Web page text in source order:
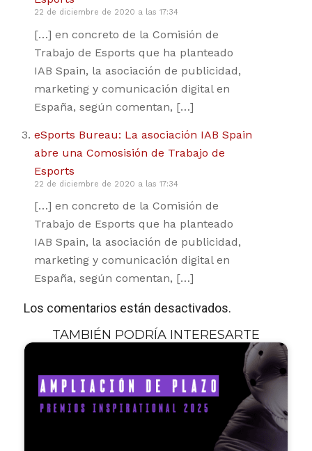
22 de diciembre de 2020 a las 17:34
[…] en concreto de la Comisión de
Trabajo de Esports que ha planteado
IAB Spain, la asociación de publicidad,
marketing y comunicación digital en
España, según comentan, […]
eSports Bureau: La asociación IAB Spain
abre una Comosisión de Trabajo de
Esports
22 de diciembre de 2020 a las 17:34
[…] en concreto de la Comisión de
Trabajo de Esports que ha planteado
IAB Spain, la asociación de publicidad,
marketing y comunicación digital en
España, según comentan, […]
Los comentarios están desactivados.
TAMBIÉN PODRÍA INTERESARTE